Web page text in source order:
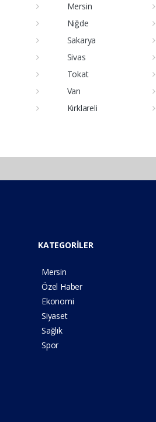
Mersin
Niğde
Sakarya
Sivas
Tokat
Van
Kırklareli
KATEGORİLER
Mersin
Özel Haber
Ekonomi
Siyaset
Sağlık
Spor